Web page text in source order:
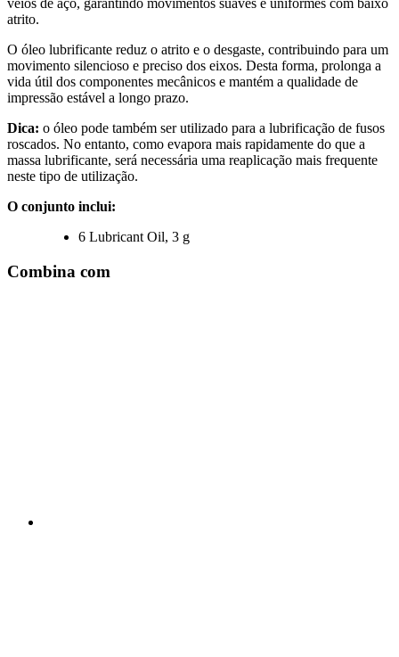
veios de aço, garantindo movimentos suaves e uniformes com baixo
atrito.
O óleo lubrificante reduz o atrito e o desgaste, contribuindo para um
movimento silencioso e preciso dos eixos. Desta forma, prolonga a
vida útil dos componentes mecânicos e mantém a qualidade de
impressão estável a longo prazo.
Dica: o óleo pode também ser utilizado para a lubrificação de fusos
roscados. No entanto, como evapora mais rapidamente do que a
massa lubrificante, será necessária uma reaplicação mais frequente
neste tipo de utilização.
O conjunto inclui:
6 Lubricant Oil, 3 g
Combina com